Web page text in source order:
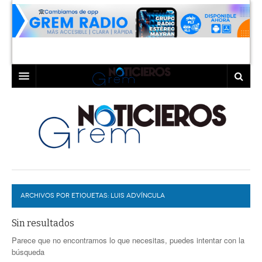
LAGUNA
TORREÓN
GÓMEZ PALACIO
LERDO
COAHUILA
DURANGO
DEPORTES
PROGRAMAS
EXA
COLABORADORES
ARCHIVOS POR ETIQUETAS: LUIS ADVÍNCULA
Sin resultados
Parece que no encontramos lo que necesitas, puedes intentar con la
búsqueda